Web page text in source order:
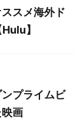
ススメ海外ド
】
プライムビ
画